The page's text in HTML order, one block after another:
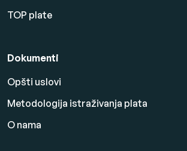
TOP plate
Dokumenti
Opšti uslovi
Metodologija istraživanja plata
O nama